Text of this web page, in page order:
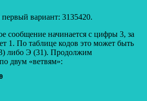
вариант: 3135420.
сообщение начинается с цифры 3, за
1. По таблице кодов это может быть
либо Э (31). Продолжим
двум «ветвям»: